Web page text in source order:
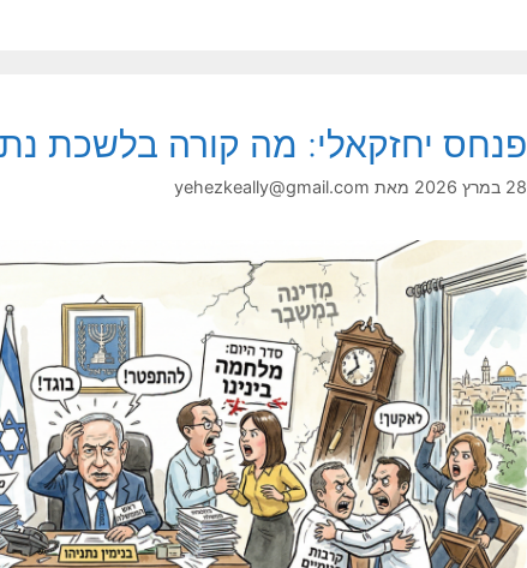
פנחס יחזקאלי: מה קורה בלשכת
28 במרץ 2026 מאת yehezkeally@gmail.com